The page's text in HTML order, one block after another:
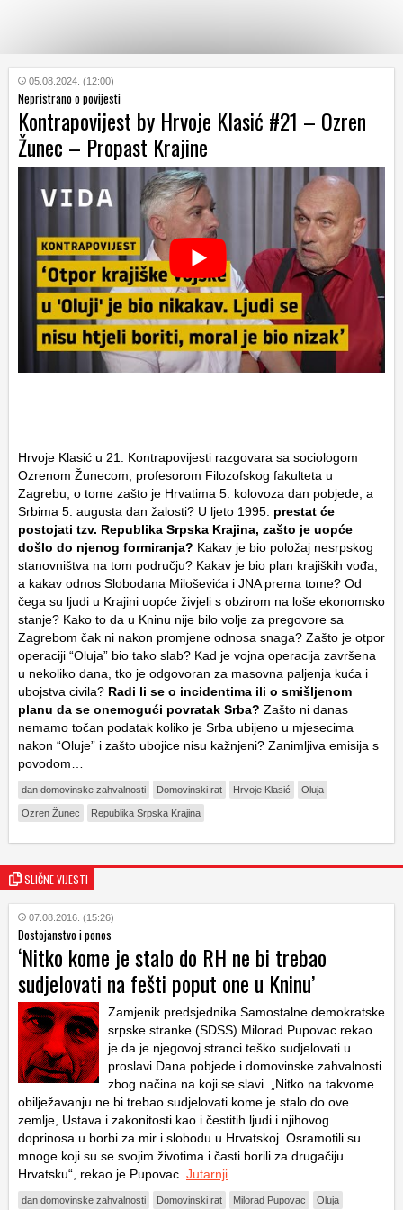
KATEGORIJE
HRVATSKI
WEB
05.08.2024. (12:00)
Nepristrano o povijesti
Kontrapovijest by Hrvoje Klasić #21 – Ozren
Žunec – Propast Krajine
Hrvoje Klasić u 21. Kontrapovijesti razgovara sa sociologom
Ozrenom Žunecom, profesorom Filozofskog fakulteta u
Zagrebu, o tome zašto je Hrvatima 5. kolovoza dan pobjede, a
Srbima 5. augusta dan žalosti? U ljeto 1995. prestat će
postojati tzv. Republika Srpska Krajina, zašto je uopće
došlo do njenog formiranja? Kakav je bio položaj nesrpskog
stanovništva na tom području? Kakav je bio plan krajiških vođa,
a kakav odnos Slobodana Miloševića i JNA prema tome? Od
čega su ljudi u Krajini uopće živjeli s obzirom na loše ekonomsko
stanje? Kako to da u Kninu nije bilo volje za pregovore sa
Zagrebom čak ni nakon promjene odnosa snaga? Zašto je otpor
operaciji “Oluja” bio tako slab? Kad je vojna operacija završena
u nekoliko dana, tko je odgovoran za masovna paljenja kuća i
ubojstva civila? Radi li se o incidentima ili o smišljenom
planu da se onemogući povratak Srba? Zašto ni danas
nemamo točan podatak koliko je Srba ubijeno u mjesecima
nakon “Oluje” i zašto ubojice nisu kažnjeni? Zanimljiva emisija s
povodom…
dan domovinske zahvalnosti Domovinski rat Hrvoje Klasić Oluja
Ozren Žunec Republika Srpska Krajina
SLIČNE VIJESTI
07.08.2016. (15:26)
Dostojanstvo i ponos
‘Nitko kome je stalo do RH ne bi trebao
sudjelovati na fešti poput one u Kninu’
Zamjenik predsjednika Samostalne demokratske
srpske stranke (SDSS) Milorad Pupovac rekao
je da je njegovoj stranci teško sudjelovati u
proslavi Dana pobjede i domovinske zahvalnosti
zbog načina na koji se slavi. „Nitko na takvome
obilježavanju ne bi trebao sudjelovati kome je stalo do ove
zemlje, Ustava i zakonitosti kao i čestitih ljudi i njihovog
doprinosa u borbi za mir i slobodu u Hrvatskoj. Osramotili su
mnoge koji su se svojim životima i časti borili za drugačiju
Hrvatsku“, rekao je Pupovac. Jutarnji
dan domovinske zahvalnosti Domovinski rat Milorad Pupovac Oluja